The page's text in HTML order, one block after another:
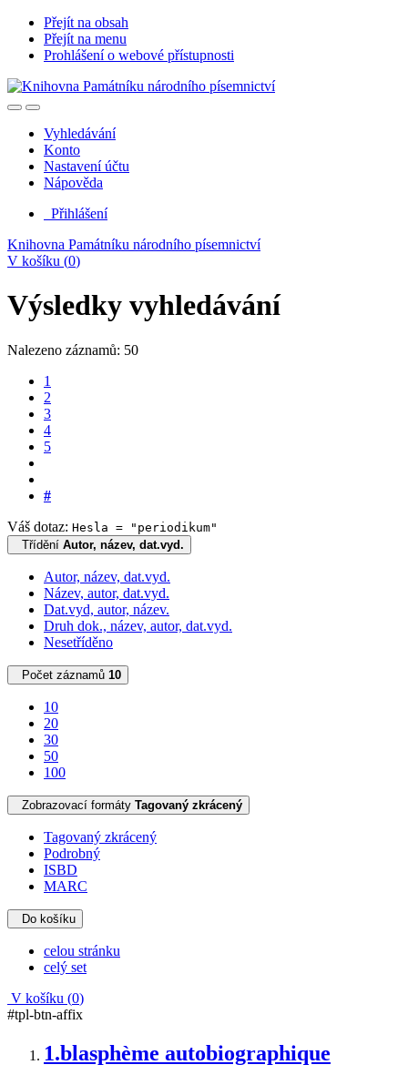
Přejít na obsah
Přejít na menu
Prohlášení o webové přístupnosti
Vyhledávání
Konto
Nastavení účtu
Nápověda
Přihlášení
Knihovna Památníku národního písemnictví
V košíku (0)
Výsledky vyhledávání
Nalezeno záznamů: 50
1
2
3
4
5
#
Váš dotaz: Hesla = "periodikum"
Třídění Autor, název, dat.vyd.
Autor, název, dat.vyd.
Název, autor, dat.vyd.
Dat.vyd, autor, název.
Druh dok., název, autor, dat.vyd.
Nesetříděno
Počet záznamů 10
10
20
30
50
100
Zobrazovací formáty Tagovaný zkrácený
Tagovaný zkrácený
Podrobný
ISBD
MARC
Do košíku
celou stránku
celý set
V košíku (0)
#tpl-btn-affix
1.blasphème autobiographique